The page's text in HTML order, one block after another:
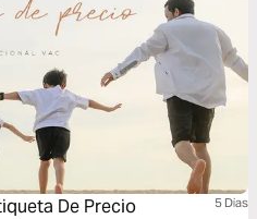
De Precio 5 Dias